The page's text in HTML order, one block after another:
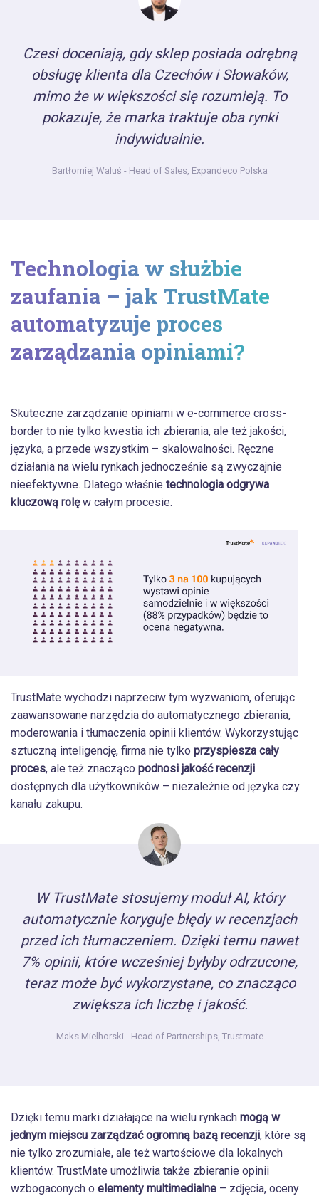
Czesi doceniają, gdy sklep posiada odrębną
obsługę klienta dla Czechów i Słowaków,
mimo że w większości się rozumieją. To
pokazuje, że marka traktuje oba rynki
indywidualnie.
Bartłomiej Waluś - Head of Sales, Expandeco Polska
Technologia w służbie
zaufania – jak TrustMate
automatyzuje proces
zarządzania opiniami?
Skuteczne zarządzanie opiniami w e-commerce cross-
border to nie tylko kwestia ich zbierania, ale też jakości,
języka, a przede wszystkim – skalowalności. Ręczne
działania na wielu rynkach jednocześnie są zwyczajnie
nieefektywne. Dlatego właśnie technologia odgrywa
kluczową rolęw całym procesie.
TrustMate wychodzi naprzeciw tym wyzwaniom, oferując
zaawansowane narzędzia do automatycznego zbierania,
moderowania i tłumaczenia opinii klientów. Wykorzystując
sztuczną inteligencję, firma nie tylko przyspiesza cały
proces, ale też znacząco podnosi jakość recenzji
dostępnych dla użytkowników – niezależnie od języka czy
kanału zakupu.
W TrustMate stosujemy moduł AI, który
automatycznie koryguje błędy w recenzjach
przed ich tłumaczeniem. Dzięki temu nawet
7% opinii, które wcześniej byłyby odrzucone,
teraz może być wykorzystane, co znacząco
zwiększa ich liczbę i jakość.
Maks Mielhorski - Head of Partnerships, Trustmate
Dzięki temu marki działające na wielu rynkach mogą w
jednym miejscu zarządzać ogromną bazą recenzji, które są
nie tylko zrozumiałe, ale też wartościowe dla lokalnych
klientów. TrustMate umożliwia także zbieranie opinii
wzbogaconych o elementy multimedialne – zdjęcia, oceny